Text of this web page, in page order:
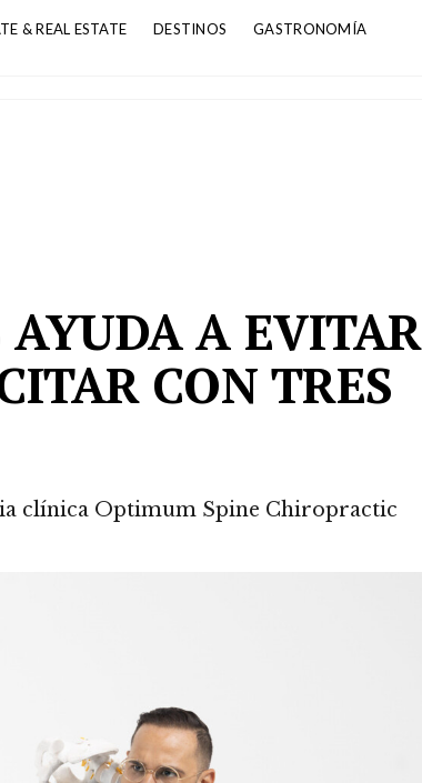
& REAL ESTATE DESTINOS GASTRONOMÍA
A EVITAR
CON TRES
clínica Optimum Spine Chiropractic